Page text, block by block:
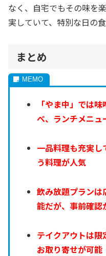
なく、自宅でもその味を
実していて、特別な日の
まとめ
「やま中」では
べ、ランチメニュ
一品料理も充実し
う料理が人気
飲み放題プランは
能だが、事前確認
テイクアウトは
お取り寄せが可能